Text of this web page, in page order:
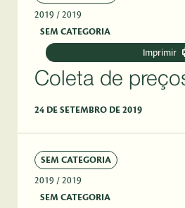
2019 / 2019
SEM CATEGORIA
Imprimir
Coleta de
24 DE SETEMBRO DE 2019
SEM CATEGORIA
2019 / 2019
SEM CATEGORIA